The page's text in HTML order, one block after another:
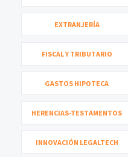
EXTRANJERÍA
FISCAL Y TRIBUTARIO
GASTOS HIPOTECA
HERENCIAS-TESTAMENTOS
INNOVACIÓN LEGALTECH